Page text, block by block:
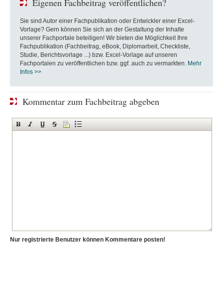
Eigenen Fachbeitrag veröffentlichen?
Sie sind Autor einer Fachpublikation oder Entwickler einer Excel-
Vorlage? Gern können Sie sich an der Gestaltung der Inhalte
unserer Fachportale beteiligen! Wir bieten die Möglichkeit Ihre
Fachpublikation (Fachbeitrag, eBook, Diplomarbeit, Checkliste,
Studie, Berichtsvorlage ...) bzw. Excel-Vorlage auf unseren
Fachportalen zu veröffentlichen bzw. ggf. auch zu vermarkten. Mehr
Infos >>
Kommentar zum Fachbeitrag abgeben
Nur registrierte Benutzer können Kommentare posten!